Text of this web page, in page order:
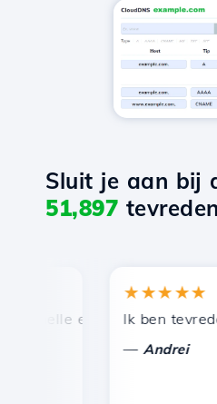
Sluit je aan bij
51,897
en efficiënte technische
★★★★★
Ik ben tevreden
Andrei